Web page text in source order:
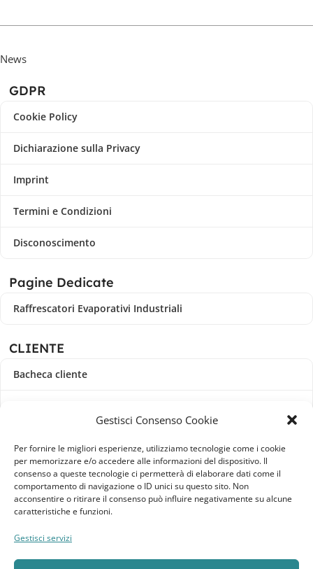
Gestisci Consenso Cookie
Per fornire le migliori esperienze, utilizziamo tecnologie come i cookie
per memorizzare e/o accedere alle informazioni del dispositivo. Il
consenso a queste tecnologie ci permetterà di elaborare dati come il
comportamento di navigazione o ID unici su questo sito. Non
acconsentire o ritirare il consenso può influire negativamente su alcune
caratteristiche e funzioni.
Gestisci servizi
News
GDPR
Cookie Policy
Dichiarazione sulla Privacy
Imprint
Termini e Condizioni
Disconoscimento
Pagine Dedicate
Raffrescatori Evaporativi Industriali
CLIENTE
Bacheca cliente
Indirizzi
Metodi di pagamento
Dettagli account
Lista dei desideri